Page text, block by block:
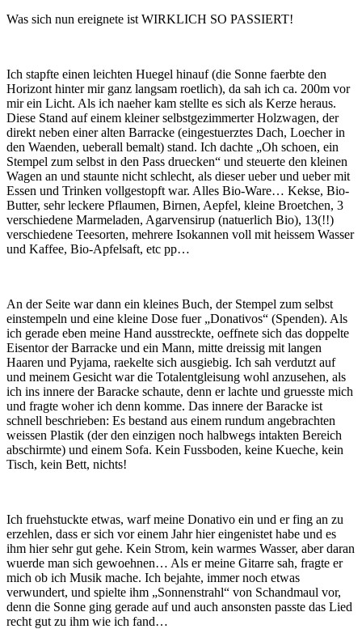
Was sich nun ereignete ist WIRKLICH SO PASSIERT!
Ich stapfte einen leichten Huegel hinauf (die Sonne faerbte den
Horizont hinter mir ganz langsam roetlich), da sah ich ca. 200m vor
mir ein Licht. Als ich naeher kam stellte es sich als Kerze heraus.
Diese Stand auf einem kleiner selbstgezimmerter Holzwagen, der
direkt neben einer alten Barracke (eingestuerztes Dach, Loecher in
den Waenden, ueberall bemalt) stand. Ich dachte „Oh schoen, ein
Stempel zum selbst in den Pass druecken“ und steuerte den kleinen
Wagen an und staunte nicht schlecht, als dieser ueber und ueber mit
Essen und Trinken vollgestopft war. Alles Bio-Ware… Kekse, Bio-
Butter, sehr leckere Pflaumen, Birnen, Aepfel, kleine Broetchen, 3
verschiedene Marmeladen, Agarvensirup (natuerlich Bio), 13(!!)
verschiedene Teesorten, mehrere Isokannen voll mit heissem Wasser
und Kaffee, Bio-Apfelsaft, etc pp…
An der Seite war dann ein kleines Buch, der Stempel zum selbst
einstempeln und eine kleine Dose fuer „Donativos“ (Spenden). Als
ich gerade eben meine Hand ausstreckte, oeffnete sich das doppelte
Eisentor der Barracke und ein Mann, mitte dreissig mit langen
Haaren und Pyjama, raekelte sich ausgiebig. Ich sah verdutzt auf
und meinem Gesicht war die Totalentgleisung wohl anzusehen, als
ich ins innere der Baracke schaute, denn er lachte und gruesste mich
und fragte woher ich denn komme. Das innere der Baracke ist
schnell beschrieben: Es bestand aus einem rundum angebrachten
weissen Plastik (der den einzigen noch halbwegs intakten Bereich
abschirmte) und einem Sofa. Kein Fussboden, keine Kueche, kein
Tisch, kein Bett, nichts!
Ich fruehstuckte etwas, warf meine Donativo ein und er fing an zu
erzehlen, dass er sich vor einem Jahr hier eingenistet habe und es
ihm hier sehr gut gehe. Kein Strom, kein warmes Wasser, aber daran
wuerde man sich gewoehnen… Als er meine Gitarre sah, fragte er
mich ob ich Musik mache. Ich bejahte, immer noch etwas
verwundert, und spielte ihm „Sonnenstrahl“ von Schandmaul vor,
denn die Sonne ging gerade auf und auch ansonsten passte das Lied
recht gut zu ihm wie ich fand…